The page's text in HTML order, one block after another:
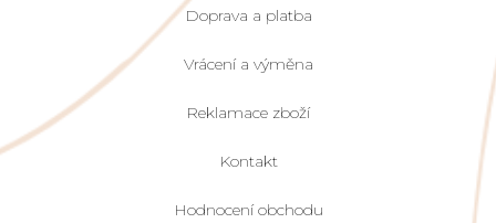
Doprava a platba
Vrácení a výměna
Reklamace zboží
Kontakt
Hodnocení obchodu